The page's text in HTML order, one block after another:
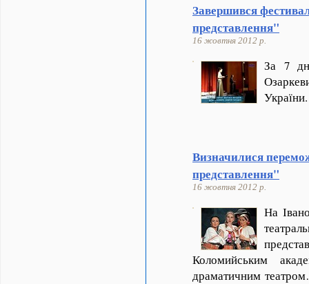
Завершився
представлення"
16 жовтня 2012 р.
За 7
Визначилися
представлення"
16 жовтня 2012 р.
На
Коломийським
драматичним